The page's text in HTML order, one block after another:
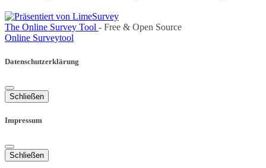
The Online Survey Tool - Free & Open Source
Online Surveytool
Datenschutzerklärung
Schließen
Impressum
Schließen